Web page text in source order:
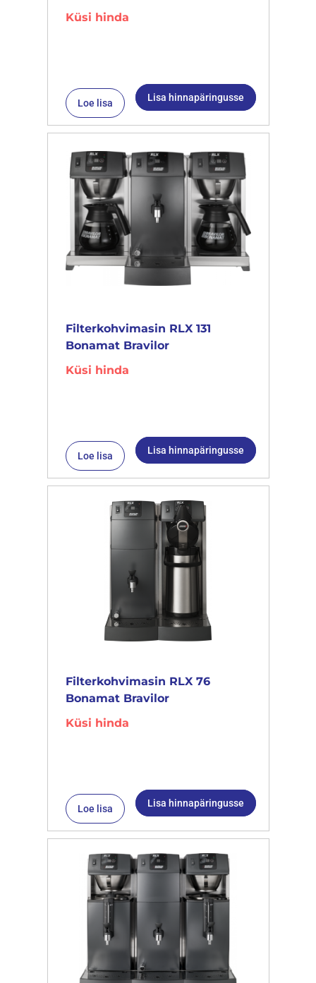
Küsi hinda
Loe lisa Lisa hinnapäringusse
Filterkohvimasin RLX 131
Bonamat Bravilor
Küsi hinda
Loe lisa Lisa hinnapäringusse
Filterkohvimasin RLX 76
Bonamat Bravilor
Küsi hinda
Loe lisa Lisa hinnapäringusse